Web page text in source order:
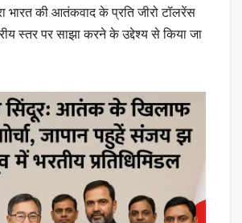
भारत की आतंकवाद के प्रति जीरो टॉलरेंस
स्तर पर साझा करने के उद्देश्य से किया जा